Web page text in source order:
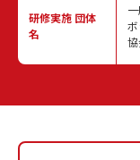
研修実施 団体
名